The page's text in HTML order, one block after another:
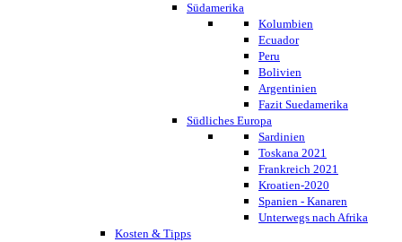
Südamerika
Kolumbien
Ecuador
Peru
Bolivien
Argentinien
Fazit Suedamerika
Südliches Europa
Sardinien
Toskana 2021
Frankreich 2021
Kroatien-2020
Spanien - Kanaren
Unterwegs nach Afrika
Kosten & Tipps